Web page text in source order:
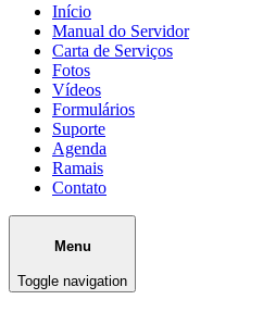
Início
Manual do Servidor
Carta de Serviços
Fotos
Vídeos
Formulários
Suporte
Agenda
Ramais
Contato
Menu
Toggle navigation